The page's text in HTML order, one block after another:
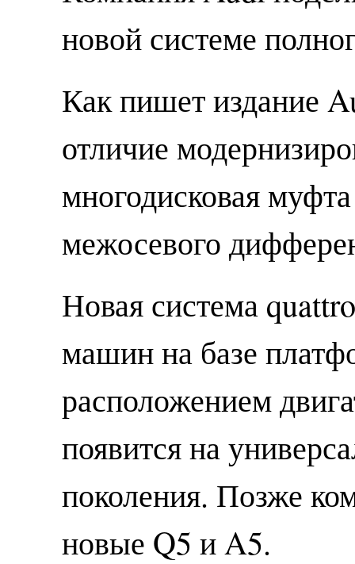
новой системе
Как пишет издание
отличие
многодисковая
межосевого
Новая система
машин на базе
расположением
появится на
поколения. Позже
новые Q5 и A5.